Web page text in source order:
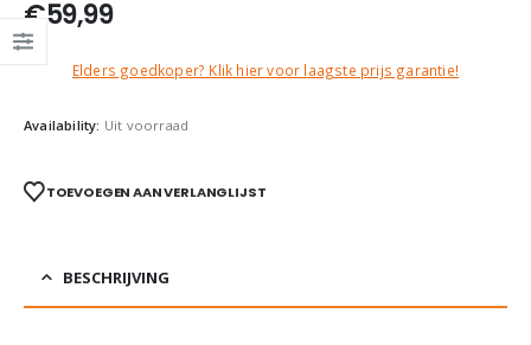
€59,99
Elders goedkoper? Klik hier voor laagste prijs garantie!
Availability: Uit voorraad
TOEVOEGEN AAN VERLANGLIJST
BESCHRIJVING